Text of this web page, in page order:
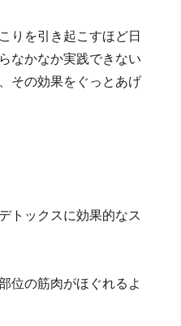
りを引き起こすほど日
なかなか実践できない
その効果をぐっとあげ
トックスに効果的なス
位の筋肉がほぐれるよ